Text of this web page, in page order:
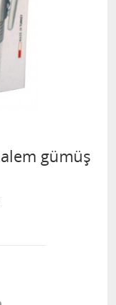
gümüş